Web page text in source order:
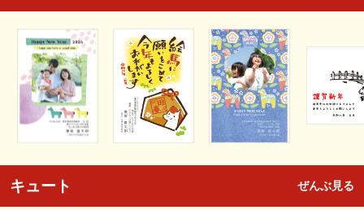
キュート ぜんぶ見る